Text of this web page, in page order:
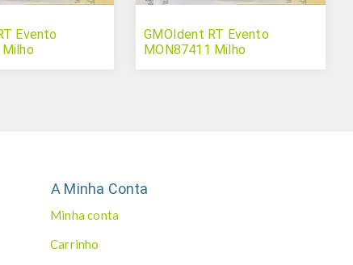
Evento
Milho
GMOIdent RT Evento
MON87411 Milho
A Minha Conta
Minha conta
Carrinho